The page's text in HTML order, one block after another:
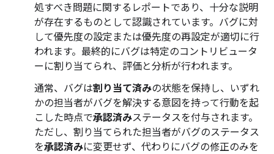
処すべき問題に関するレポートであり、十分な説明
が存在するものとして認識されています。バグに対
して優先度の設定または優先度の再設定が適切に行
われます。最終的にバグは特定のコントリビュータ
ーに割り当てられ、評価と分析が行われます。
通常、バグは割り当て済みの状態を保持し、いずれ
かの担当者がバグを解決する意図を持って行動を起
こした時点で承認済みステータスを付与されます。
ただし、割り当てられた担当者がバグのステータス
を承認済みに変更せず、代わりにバグの修正のみを